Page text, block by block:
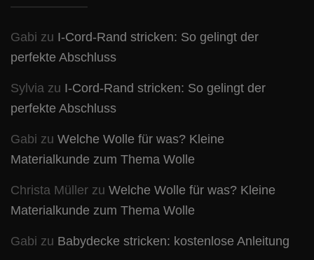
Gabi zu I-Cord-Rand stricken: So gelingt der
perfekte Abschluss
Sylvia zu I-Cord-Rand stricken: So gelingt der
perfekte Abschluss
Gabi zu Welche Wolle für was? Kleine
Materialkunde zum Thema Wolle
Christa Müller zu Welche Wolle für was? Kleine
Materialkunde zum Thema Wolle
Gabi zu Babydecke stricken: kostenlose Anleitung